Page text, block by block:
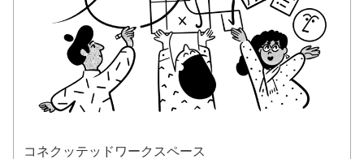
コネクッテッドワークスペース